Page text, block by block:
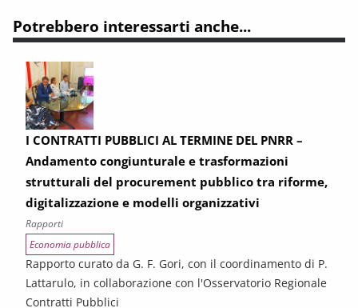
Potrebbero interessarti anche...
I CONTRATTI PUBBLICI AL TERMINE DEL PNRR –
Andamento congiunturale e trasformazioni
strutturali del procurement pubblico tra riforme,
digitalizzazione e modelli organizzativi
Rapporti
Economia pubblica
Rapporto curato da G. F. Gori, con il coordinamento di P.
Lattarulo, in collaborazione con l'Osservatorio Regionale
Contratti Pubblici